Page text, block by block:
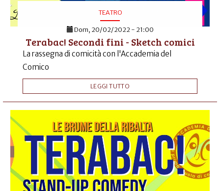
TEATRO
Dom, 20/02/2022 - 21:00
Terabac! Secondi fini - Sketch comici
La rassegna di comicità con l'Accademia del
Comico
LEGGI TUTTO